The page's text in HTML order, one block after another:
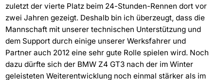
zuletzt der vierte Platz beim 24-Stunden-Rennen dort vor
zwei Jahren gezeigt. Deshalb bin ich überzeugt, dass die
Mannschaft mit unserer technischen Unterstützung und
dem Support durch einige unserer Werksfahrer und
Partner auch 2012 eine sehr gute Rolle spielen wird. Noch
dazu dürfte sich der BMW Z4 GT3 nach der im Winter
geleisteten Weiterentwicklung noch einmal stärker als im